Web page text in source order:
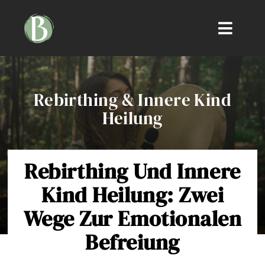
content
Toggle
Mission
Vorteile & Anwendung
Breathwork Techniken
Artikel
Events finden
Rebirthing & Innere Kind
Heilung
Rebirthing Und Innere
Kind Heilung: Zwei
Wege Zur Emotionalen
Befreiung